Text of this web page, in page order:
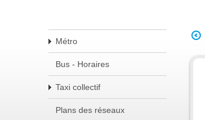
Métro
Bus - Horaires
Taxi collectif
Plans des réseaux